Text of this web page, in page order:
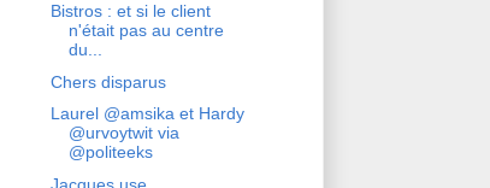
Bistros : et si le client
n'était pas au centre
du...
Chers disparus
Laurel @amsika et Hardy
@urvoytwit via
@politeeks
Jacques use